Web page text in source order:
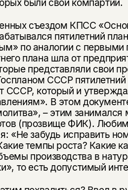
были свои компартии.
съездом КПСС
пятилетний
по аналогии с первыми
плана шла от
представляли свои
СССР пятилетний
СССР, который и
В этом
– этим занимался
(прозвище ФИК).
«Не забудь исправить
темпы роста? Какие
производства в
то есть допустимый